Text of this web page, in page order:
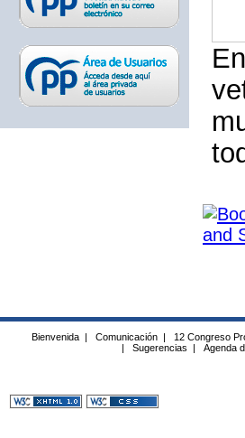
Bienvenida | Comunicación | 12 Congreso
|
Sugerencias | Agenda